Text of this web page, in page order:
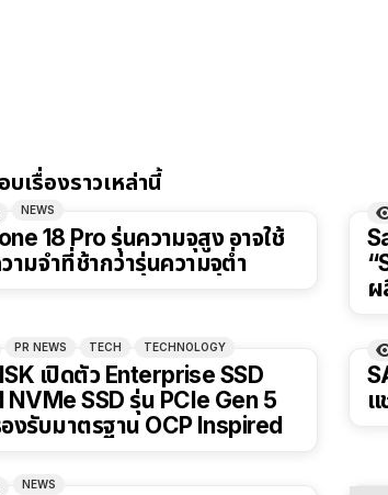
เรื่องราวเหล่านี้
NEWS
18 Pro รุ่นความจุสูง อาจใช้
ามจำที่ช้ากว่ารุ่นความจุต่ำ
ผ
PR NEWS TECH TECHNOLOGY
เปิดตัว Enterprise SSD
NVMe SSD รุ่น PCIe Gen 5
งรับมาตรฐาน OCP Inspired
แ
NEWS